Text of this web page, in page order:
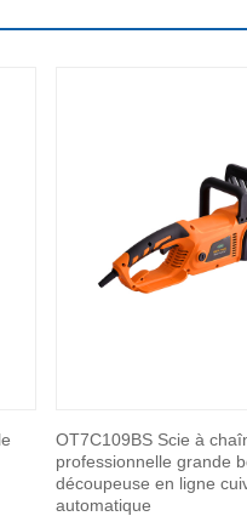
OT7C109BS Scie à
professionnelle grande
découpeuse en ligne
automatique